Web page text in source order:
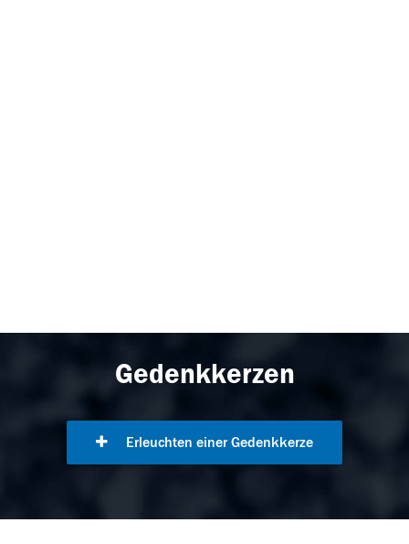
Gedenkkerzen
Erleuchten einer Gedenkkerze